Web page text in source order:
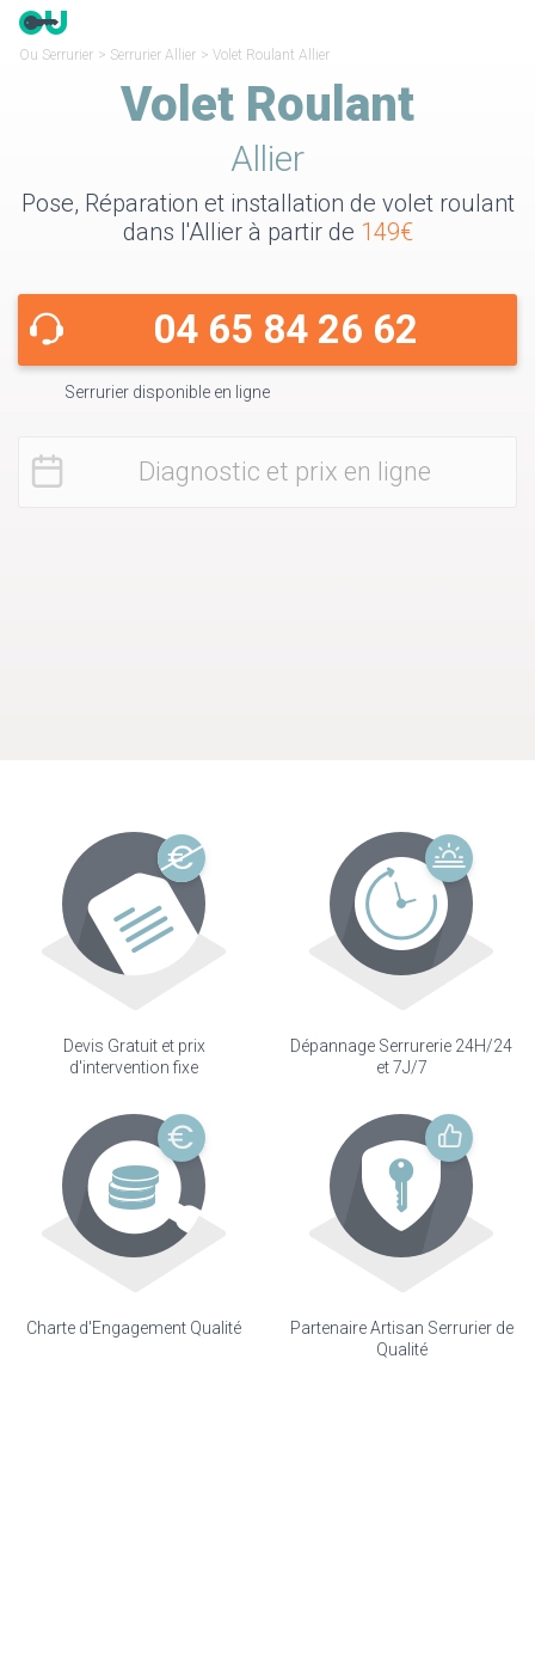
Ou Serrurier > Serrurier Allier > Volet Roulant Allier
Volet Roulant
Allier
Pose, Réparation et installation de volet roulant
dans l'Allier à partir de 149€
04 65 84 26 62
Serrurier disponible en ligne
Diagnostic et prix en ligne
Devis Gratuit et prix
d'intervention fixe
Dépannage Serrurerie 24H/24
et 7J/7
Charte d'Engagement Qualité
Partenaire Artisan Serrurier de
Qualité